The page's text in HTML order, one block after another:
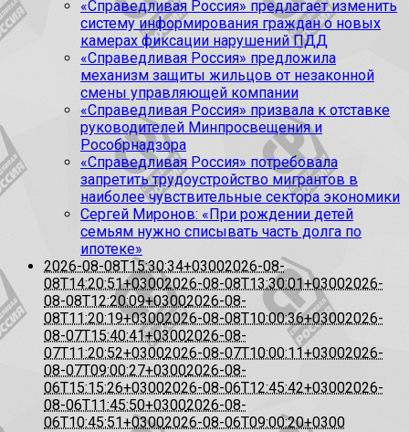
«Справедливая Россия» предлагает изменить
систему информирования граждан о новых
камерах фиксации нарушений ПДД
«Справедливая Россия» предложила
механизм защиты жильцов от незаконной
смены управляющей компании
«Справедливая Россия» призвала к отставке
руководителей Минпросвещения и
Рособрнадзора
«Справедливая Россия» потребовала
запретить трудоустройство мигрантов в
наиболее чувствительные сектора экономики
Сергей Миронов: «При рождении детей
семьям нужно списывать часть долга по
ипотеке»
2026-08-08T15:30:34+03002026-08-
08T14:20:51+03002026-08-08T13:30:01+03002026-
08-08T12:20:09+03002026-08-
08T11:20:19+03002026-08-08T10:00:36+03002026-
08-07T15:40:41+03002026-08-
07T11:20:52+03002026-08-07T10:00:11+03002026-
08-07T09:00:27+03002026-08-
06T15:15:26+03002026-08-06T12:45:42+03002026-
08-06T11:45:50+03002026-08-
06T10:45:51+03002026-08-06T09:00:20+0300